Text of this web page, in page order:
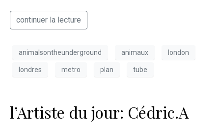
continuer la lecture
animalsontheunderground animaux london
londres metro plan tube
l’Artiste du jour: Cédric.A